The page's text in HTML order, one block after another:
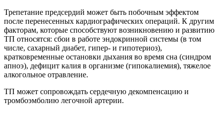
Трепетание предсердий может быть побочным эффектом
после перенесенных кардиографических операций. К другим
факторам, которые способствуют возникновению и развитию
ТП относятся: сбои в работе эндокринной системы (в том
числе, сахарный диабет, гипер- и гипотериоз),
кратковременные остановки дыхания во время сна (синдром
апноэ), дефицит калия в организме (гипокалиемия), тяжелое
алкогольное отравление.
ТП может сопровождать сердечную декомпенсацию и
тромбоэмболию легочной артерии.